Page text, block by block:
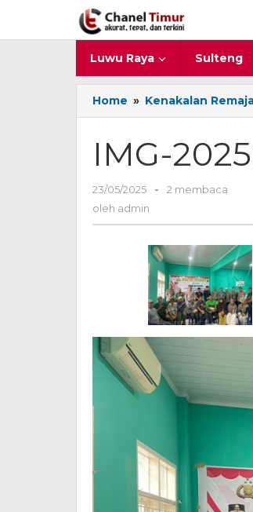
konten
Luwu Raya Sulteng
Home » Kenakalan
IMG-
23/05/2025
oleh
-
2 membaca
oleh admin